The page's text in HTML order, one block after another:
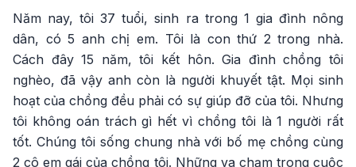
Năm nay, tôi 37 tuổi, sinh ra trong 1 gia đình nông
dân, có 5 anh chị em. Tôi là con thứ 2 trong nhà.
Cách đây 15 năm, tôi kết hôn. Gia đình chồng tôi
nghèo, đã vậy anh còn là người khuyết tật. Mọi sinh
hoạt của chồng đều phải có sự giúp đỡ của tôi. Nhưng
tôi không oán trách gì hết vì chồng tôi là 1 người rất
tốt. Chúng tôi sống chung nhà với bố mẹ chồng cùng
2 cô em gái của chồng tôi. Những va chạm trong cuộc